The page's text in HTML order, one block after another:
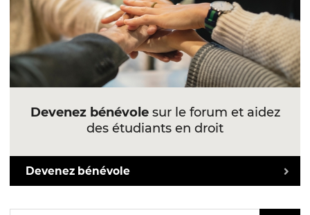
Devenez bénévolesur le forum et aidez
des étudiants en droit
Devenez bénévole